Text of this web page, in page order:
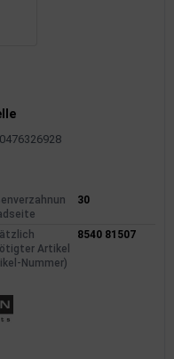
30
Artikel
Nummer)
8540 81507